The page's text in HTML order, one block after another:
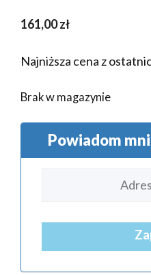
161,00zł
Najniższa cena z
Brak w magazynie
Powiadom